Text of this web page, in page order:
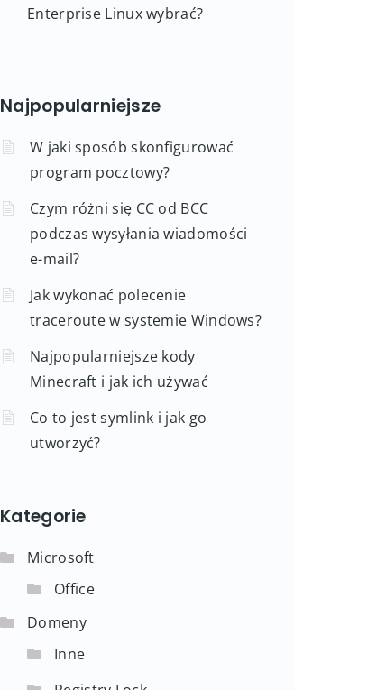
Enterprise Linux wybrać?
Najpopularniejsze
W jaki sposób skonfigurować
program pocztowy?
Czym różni się CC od BCC
podczas wysyłania wiadomości
e-mail?
Jak wykonać polecenie
traceroute w systemie Windows?
Najpopularniejsze kody
Minecraft i jak ich używać
Co to jest symlink i jak go
utworzyć?
Kategorie
Microsoft
Office
Domeny
Inne